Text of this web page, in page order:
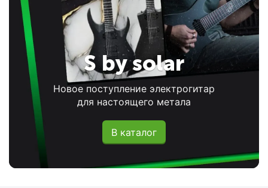
S by solar
Новое поступление электрогитар
для настоящего метала
В каталог